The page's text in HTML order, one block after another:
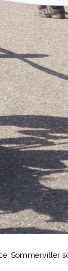
Sommerviller